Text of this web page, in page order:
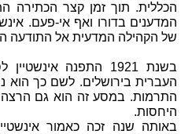
הכללית. תוך זמן קצר הכתירה
המדענים בדורו ואף אי-פעם.
של הקהילה המדעית אל התודעה
בשנת 1921 התפנה
העברית בירושלים. לשם כך
התרמות. במסע זה הוא גם
היחסות.
באותה שנה זכה כאמור